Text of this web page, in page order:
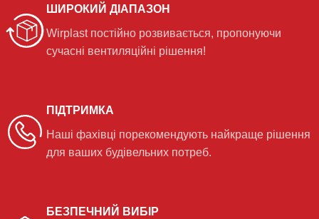
ШИРОКИЙ ДІАПАЗОН
Wirplast постійно розвивається, пропонуючи
сучасні вентиляційні рішення!
ПІДТРИМКА
Наші фахівці порекомендують найкраще рішення
для ваших будівельних потреб.
БЕЗПЕЧНИЙ ВИБІР